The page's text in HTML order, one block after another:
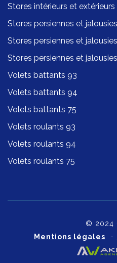
Stores intérieurs et extérieurs
Stores persiennes et
Stores persiennes et
Stores persiennes et
Volets battants 93
Volets battants 94
Volets battants 75
Volets roulants 93
Volets roulants 94
Volets roulants 75
© 2024
Mentions légales -